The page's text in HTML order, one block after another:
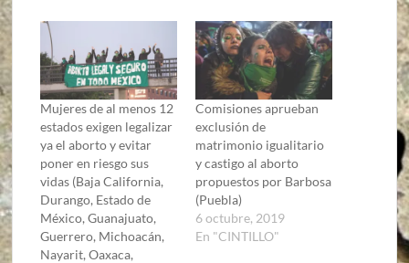
Mujeres de al menos 12
estados exigen legalizar
ya el aborto y evitar
poner en riesgo sus
vidas (Baja California,
Durango, Estado de
México, Guanajuato,
Guerrero, Michoacán,
Nayarit, Oaxaca,
Comisiones aprueban
exclusión de
matrimonio igualitario
y castigo al aborto
propuestos por Barbosa
(Puebla)
6 octubre, 2019
En "CINTILLO"